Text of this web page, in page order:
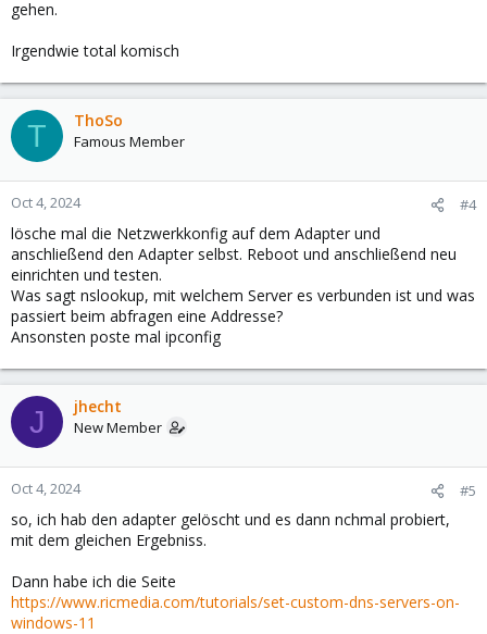
gehen.
Irgendwie total komisch
T ThoSo
Famous Member
Oct 4, 2024 #4
lösche mal die Netzwerkkonfig auf dem Adapter und
anschließend den Adapter selbst. Reboot und anschließend neu
einrichten und testen.
Was sagt nslookup, mit welchem Server es verbunden ist und was
passiert beim abfragen eine Addresse?
Ansonsten poste mal ipconfig
J jhecht
New Member
Oct 4, 2024 #5
so, ich hab den adapter gelöscht und es dann nchmal probiert,
mit dem gleichen Ergebniss.
Dann habe ich die Seite
https://www.ricmedia.com/tutorials/set-custom-dns-servers-on-
windows-11